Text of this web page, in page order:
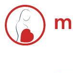
Saltar
al